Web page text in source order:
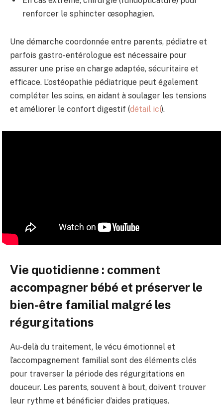
renforcer le sphincter œsophagien.
Une démarche coordonnée entre parents, pédiatre et
parfois gastro-entérologue est nécessaire pour
assurer une prise en charge adaptée, sécuritaire et
efficace. L’ostéopathie pédiatrique peut également
compléter les soins, en aidant à soulager les tensions
et améliorer le confort digestif (détail ici).
Vie quotidienne : comment
accompagner bébé et préserver le
bien-être familial malgré les
régurgitations
Au-delà du traitement, le vécu émotionnel et
l’accompagnement familial sont des éléments clés
pour traverser la période des régurgitations en
douceur. Les parents, souvent à bout, doivent trouver
leur rythme et bénéficier d’aides pratiques.